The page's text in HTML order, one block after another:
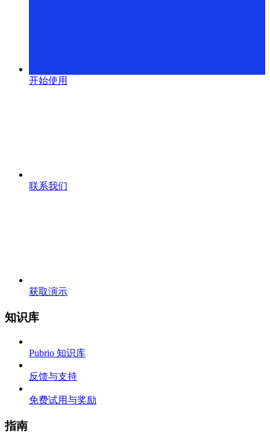
开始使用
联系我们
获取演示
知识库
Pubrio 知识库
反馈与支持
免费试用与奖励
指南